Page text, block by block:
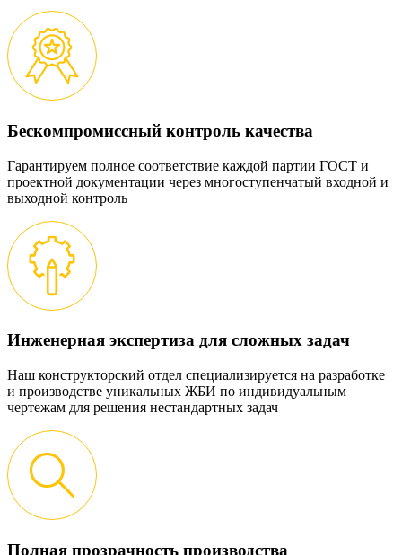
Бескомпромиссный контроль качества
Гарантируем полное соответствие каждой партии ГОСТ и
проектной документации через многоступенчатый входной и
выходной контроль
Инженерная экспертиза для сложных задач
Наш конструкторский отдел специализируется на разработке
и производстве уникальных ЖБИ по индивидуальным
чертежам для решения нестандартных задач
Полная прозрачность производства